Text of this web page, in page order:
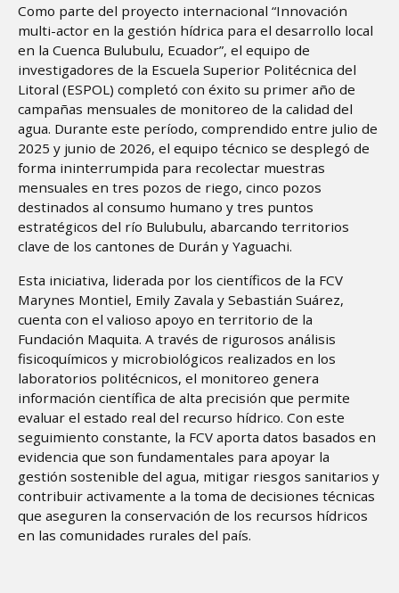
Como parte del proyecto internacional “Innovación
multi-actor en la gestión hídrica para el desarrollo local
en la Cuenca Bulubulu, Ecuador”, el equipo de
investigadores de la Escuela Superior Politécnica del
Litoral (ESPOL) completó con éxito su primer año de
campañas mensuales de monitoreo de la calidad del
agua. Durante este período, comprendido entre julio de
2025 y junio de 2026, el equipo técnico se desplegó de
forma ininterrumpida para recolectar muestras
mensuales en tres pozos de riego, cinco pozos
destinados al consumo humano y tres puntos
estratégicos del río Bulubulu, abarcando territorios
clave de los cantones de Durán y Yaguachi.
Esta iniciativa, liderada por los científicos de la FCV
Marynes Montiel, Emily Zavala y Sebastián Suárez,
cuenta con el valioso apoyo en territorio de la
Fundación Maquita. A través de rigurosos análisis
fisicoquímicos y microbiológicos realizados en los
laboratorios politécnicos, el monitoreo genera
información científica de alta precisión que permite
evaluar el estado real del recurso hídrico. Con este
seguimiento constante, la FCV aporta datos basados en
evidencia que son fundamentales para apoyar la
gestión sostenible del agua, mitigar riesgos sanitarios y
contribuir activamente a la toma de decisiones técnicas
que aseguren la conservación de los recursos hídricos
en las comunidades rurales del país.